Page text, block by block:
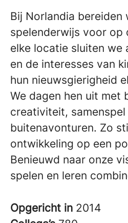
Bij Norlandia bereiden
spelenderwijs voor op
elke locatie sluiten we
en de interesses van
hun nieuwsgierigheid
We dagen hen uit met
creativiteit,
buitenavonturen. Zo
ontwikkeling op een
Benieuwd naar onze
spelen en leren
Opgericht in 2014